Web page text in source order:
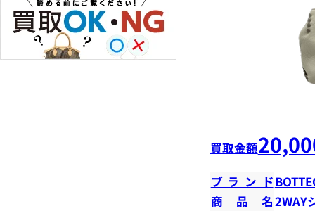
買取金額
ブランド
商品名2WAY